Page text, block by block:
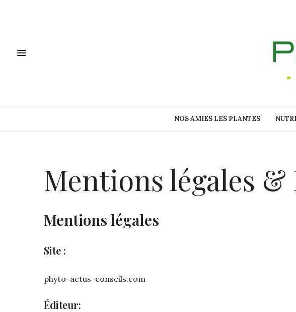
NOS AMIES LES PLANTES
Mentions légales &
Mentions légales
Site :
phyto-actus-conseils.com
Éditeur: